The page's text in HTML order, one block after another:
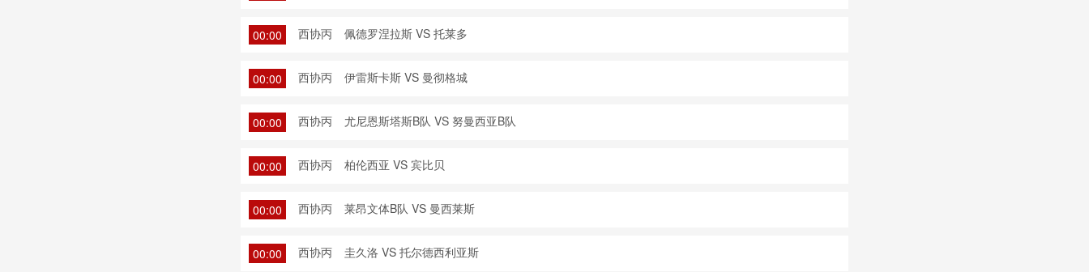
00:00 西协丙 佩德罗涅拉斯 VS 托莱多
00:00 西协丙 伊雷斯卡斯 VS 曼彻格城
00:00 西协丙 尤尼恩斯塔斯B队 VS 努曼西亚B队
00:00 西协丙 柏伦西亚 VS 宾比贝
00:00 西协丙 莱昂文体B队 VS 曼西莱斯
00:00 西协丙 圭久洛 VS 托尔德西利亚斯